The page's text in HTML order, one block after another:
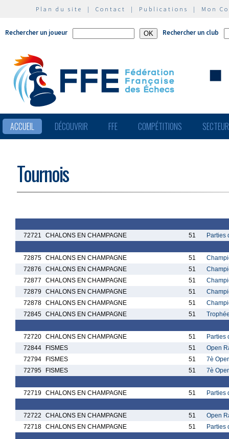
Plan du site | Contact | Publications | Mon
Rechercher un joueur Rechercher un club
ACCUEIL DÉCOUVRIR FFE COMPÉTITIONS
Tournois
72721 CHALONS EN CHAMPAGNE 51 Parties
72875 CHALONS EN CHAMPAGNE 51
72876
CHALONS EN CHAMPAGNE 51
72877
CHALONS EN CHAMPAGNE 51
72879
CHALONS EN CHAMPAGNE 51
72878 CHALONS EN CHAMPAGNE 51
72845 CHALONS EN CHAMPAGNE 51
72720 CHALONS EN CHAMPAGNE 51
Parties
72844
FISMES 51
Open
72794
FISMES 51
7è
72795
FISMES 51 7è
72719 CHALONS EN CHAMPAGNE 51 Parties
72722 CHALONS EN CHAMPAGNE 51
Open
72718 CHALONS EN CHAMPAGNE 51 Parties